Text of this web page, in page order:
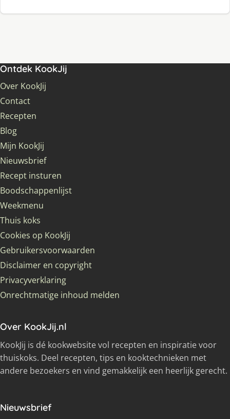
Ontdek KookJij
Over KookJij
Contact
Recepten
Blog
Mijn KookJij
Nieuwsbrief
Recept insturen
Boodschappenlijst
Weekmenu
Thuis koks
Cookies op KookJij
Gebruikersvoorwaarden
Disclaimer en copyright
Privacyverklaring
Onrechtmatige inhoud melden
Over KookJij.nl
KookJij is dé kookwebsite vol recepten en inspiratie voor
thuiskoks. Deel recepten, tips en kooktechnieken met
andere bezoekers en vind gemakkelijk een heerlijk gerecht.
Nieuwsbrief